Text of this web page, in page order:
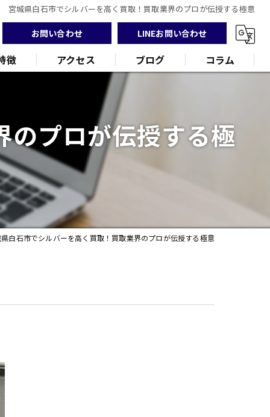
宮城県白石市でシルバーを高く買取！買取業界のプロが伝授する極意
お問い合わせ LINEお問い合わせ
徴 アクセス ブログ コラム
のプロが伝授する極
県白石市でシルバーを高く買取！買取業界のプロが伝授する極意